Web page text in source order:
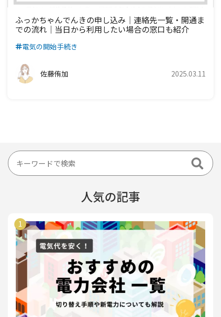
ふっかちゃんでんきの申し込み｜連絡先一覧・開通ま
での流れ｜当日から利用したい場合の窓口も紹介
電気の開始手続き
佐藤侑加 2025.03.11
人気の記事